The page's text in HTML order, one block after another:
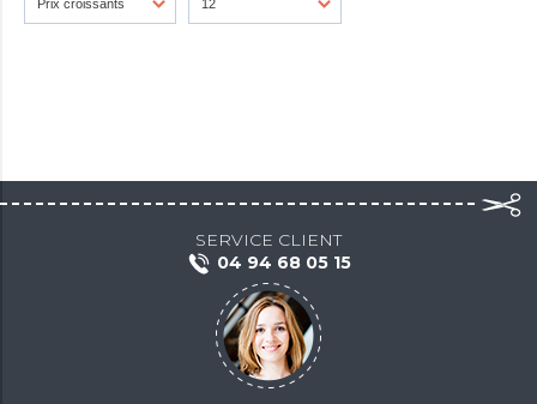
SERVICE CLIENT
04 94 68 05 15